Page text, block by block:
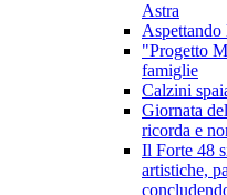
Astra
Aspettando
"Progetto
famiglie
Calzini
Giornata
ricorda e
Il Forte 48
artistiche,